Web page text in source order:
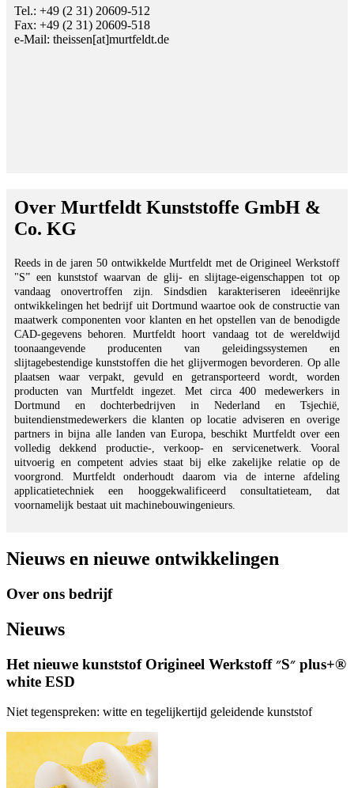
Tel.: +49 (2 31) 20609-512
Fax: +49 (2 31) 20609-518
e-Mail: theissen[at]murtfeldt.de
Over Murtfeldt Kunststoffe GmbH &
Co. KG
Reeds in de jaren 50 ontwikkelde Murtfeldt met de Origineel Werkstoff
"S” een kunststof waarvan de glij- en slijtage-eigenschappen tot op
vandaag onovertroffen zijn. Sindsdien karakteriseren ideeënrijke
ontwikkelingen het bedrijf uit Dortmund waartoe ook de constructie van
maatwerk componenten voor klanten en het opstellen van de benodigde
CAD-gegevens behoren. Murtfeldt hoort vandaag tot de wereldwijd
toonaangevende producenten van geleidingssystemen en
slijtagebestendige kunststoffen die het glijvermogen bevorderen. Op alle
plaatsen waar verpakt, gevuld en getransporteerd wordt, worden
producten van Murtfeldt ingezet. Met circa 400 medewerkers in
Dortmund en dochterbedrijven in Nederland en Tsjechië,
buitendienstmedewerkers die klanten op locatie adviseren en overige
partners in bijna alle landen van Europa, beschikt Murtfeldt over een
volledig dekkend productie-, verkoop- en servicenetwerk. Vooral
uitvoerig en competent advies staat bij elke zakelijke relatie op de
voorgrond. Murtfeldt onderhoudt daarom via de interne afdeling
applicatietechniek een hooggekwalificeerd consultatieteam, dat
voornamelijk bestaat uit machinebouwingenieurs.
Nieuws en nieuwe ontwikkelingen
Over ons bedrijf
Nieuws
Het nieuwe kunststof Origineel Werkstoff ״S״ plus+®
white ESD
Niet tegenspreken: witte en tegelijkertijd geleidende kunststof